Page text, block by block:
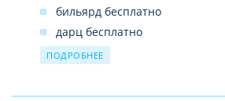
бильярд бесплатно
дарц бесплатно
хамам бесплатно
фитнесс центр платно
ПОДРОБНЕЕ